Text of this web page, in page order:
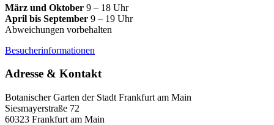
März und Oktober 9 – 18 Uhr
April bis September 9 – 19 Uhr
Abweichungen vorbehalten
Besucherinformationen
Adresse & Kontakt
Botanischer Garten der Stadt Frankfurt am Main
Siesmayerstraße 72
60323 Frankfurt am Main